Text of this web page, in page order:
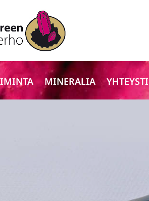
MINERALIA